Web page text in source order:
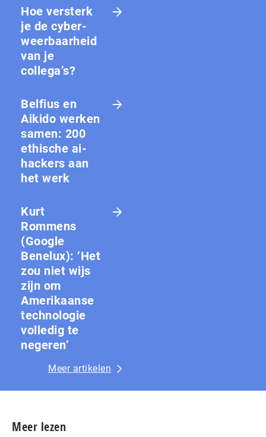
Hoe versterk
je de cy­ber­
weer­baar­heid
van je
collega’s?
Belfius en
Aikido werken
samen: 200
ethische ai-
hackers aan
het werk
Kurt
Rommens
(Google
Benelux): ‘Het
zou niet wijs
zijn om
Amerikaanse
technologie
volledig te
negeren’
Meer artikelen
Meer lezen